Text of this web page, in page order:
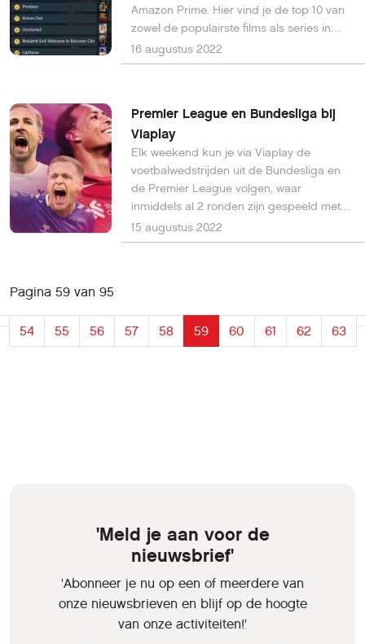
Amazon Prime. Hier vind je de top 10 van
zowel de populairste films als series in
Nederland van de afgelopen week.
16 augustus 2022
Premier League en Bundesliga bij
Viaplay
Elk weekend kun je via Viaplay de
voetbalwedstrijden uit de Bundesliga en
de Premier League volgen, waar
inmiddels al 2 ronden zijn gespeeld met
verrassende uitslagen.
15 augustus 2022
Pagina 59 van 95
54 55 56 57 58 59 60 61 62 63
'Meld je aan voor de
nieuwsbrief'
'Abonneer je nu op een of meerdere van
onze nieuwsbrieven en blijf op de hoogte
van onze activiteiten!'